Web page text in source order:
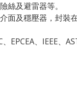
絲及避雷器等。
面及穩壓器，封裝
EPCEA、IEEE、